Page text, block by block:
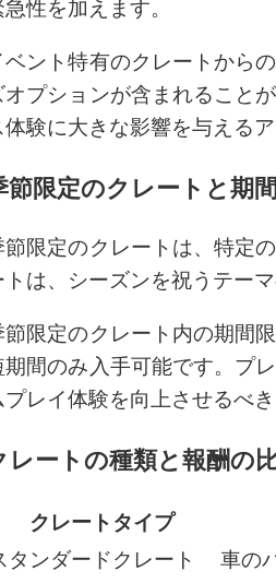
急性を加えます。
ベント特有のクレートから
オプションが含まれること
体験に大きな影響を与える
節限定のクレートと期
節限定のクレートは、特定
トは、シーズンを祝うテー
節限定のクレート内の期間
期間のみ入手可能です。プ
プレイ体験を向上させるべき
レートの種類と報酬の
クレートタイプ
タンダードクレート
車の